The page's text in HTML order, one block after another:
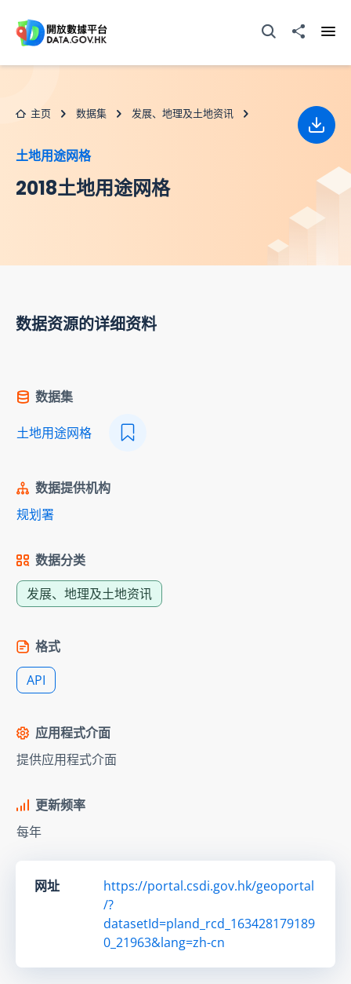
打开搜寻器分享至
主页 数据集 发展、地理及土地资讯
土地用途网格
2018土地用途网格
下载
数据资源的详细资料
数据集
土地用途网格
数据提供机构
规划署
数据分类
发展、地理及土地资讯
格式
API
应用程式介面
提供应用程式介面
更新频率
每年
网址
https://portal.csdi.gov.hk/geoportal
/?
datasetId=pland_rcd_163428179189
0_21963&lang=zh-cn